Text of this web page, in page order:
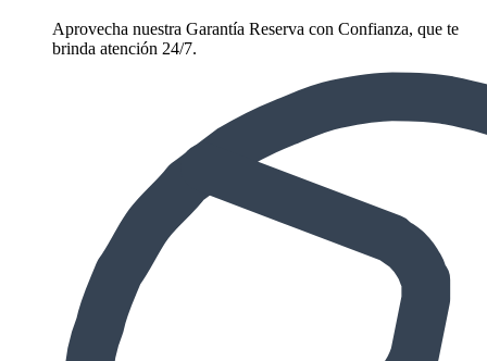
Aprovecha nuestra Garantía Reserva con Confianza, que te
brinda atención 24/7.